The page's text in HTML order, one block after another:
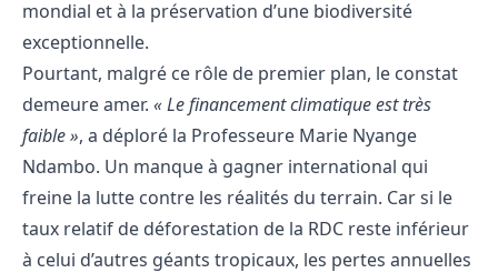
mondial et à la préservation d’une biodiversité
exceptionnelle.
Pourtant, malgré ce rôle de premier plan, le constat
demeure amer. « Le financement climatique est très
faible », a déploré la Professeure Marie Nyange
Ndambo. Un manque à gagner international qui
freine la lutte contre les réalités du terrain. Car si le
taux relatif de déforestation de la RDC reste inférieur
à celui d’autres géants tropicaux, les pertes annuelles